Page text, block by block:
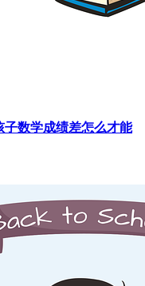
数学成绩差怎么才能